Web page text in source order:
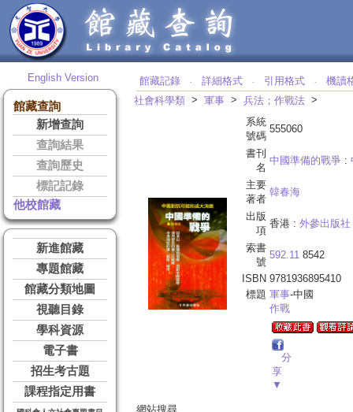
English Version
館藏查詢
新增查詢
查詢結果
查詢歷史
標記記錄
他校館藏
新進館藏
專題館藏
館藏分類地圖
視聽目錄
學科資源
電子書
招生考古題
課程指定用書
館藏記錄 ‧ 詳細格式 ‧ 引用格式 ‧
機讀
社會科學類 > 軍事 > 兵法；作戰法 >
系統
號碼
555060
書刊
名
中國準備的戰爭 :
主要
著者
韓春海
出版
項
香港 : 外參出版社
索書
號
592.11 8542
ISBN 9781936895410
標題 軍事-中國
作戰
分
享
▼
網站搜尋